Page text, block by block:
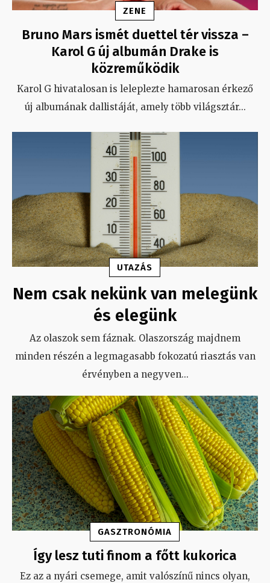
ZENE
Bruno Mars ismét duettel tér vissza –
Karol G új albumán Drake is
közreműködik
Karol G hivatalosan is leleplezte hamarosan érkező
új albumának dallistáját, amely több világsztár...
UTAZÁS
Nem csak nekünk van melegünk
és elegünk
Az olaszok sem fáznak. Olaszország majdnem
minden részén a legmagasabb fokozatú riasztás van
érvényben a negyven...
GASZTRONÓMIA
Így lesz tuti finom a főtt kukorica
Ez az a nyári csemege, amit valószínű nincs olyan,